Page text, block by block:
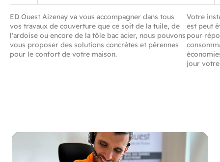
ED Ouest Aizenay va vous accompagner dans tous
vos travaux de couverture que ce soit de la tuile, de
l'ardoise ou encore de la tôle bac acier, nous pouvons
vous proposer des solutions concrètes et pérennes
pour le confort de votre maison.
Votre
est peut
pour
jour